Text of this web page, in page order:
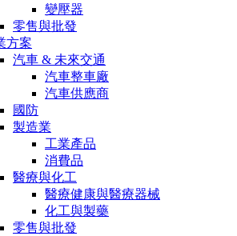
變壓器
零售與批發
方案
汽車 & 未來交通
汽車整車廠
汽車供應商
國防
製造業
工業產品
消費品
醫療與化工
醫療健康與醫療器械
化工與製藥
零售與批發